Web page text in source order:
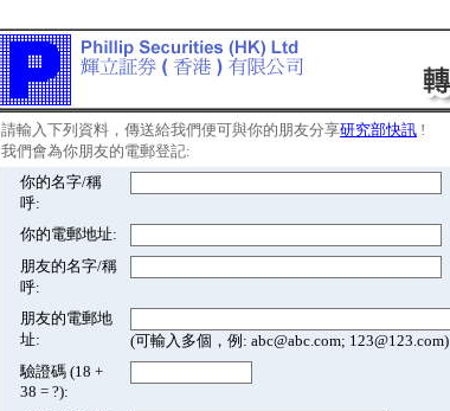
請輸入下列資料，傳送給我們便可與你的朋友分享研究部快訊 !
我們會為你朋友的電郵登記:
你的名字/稱
呼:
你的電郵地址:
朋友的名字/稱
呼:
朋友的電郵地
址:
(可輸入多個，例: abc@abc.com; 123@123.com)
驗證碼 (18 +
38 = ?):